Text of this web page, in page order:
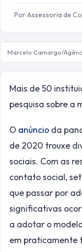
Por Assessoria de
Marcelo Camargo/
Mais de 50
pesquisa sobre a
O anúncio da
de 2020 trouxe
sociais. Com as
contato social,
que passar por
significativas
a adotar o
em praticamente